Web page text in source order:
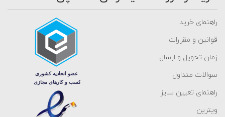
راهنمای خرید
قوانین و مقررات
زمان تحویل و ارسال
سوالات متداول
راهنمای تعیین سایز
ویترین